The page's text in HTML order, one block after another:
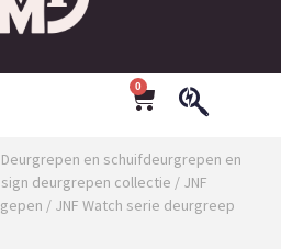
0
Deurgrepen en schuifdeurgrepen en
deurgrepen collectie / JNF
/ JNF Watch serie deurgreep